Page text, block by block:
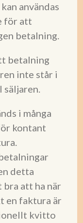
användas
för att
betalning.
betalning
inte står i
i många
kontant
detta
bra att ha när
en faktura är
kvitto